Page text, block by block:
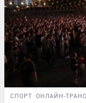
СПОРТ ОНЛАЙН-